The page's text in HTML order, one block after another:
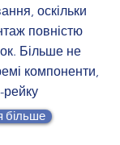
оскільки
повністю
Більше не
компоненти,
більше